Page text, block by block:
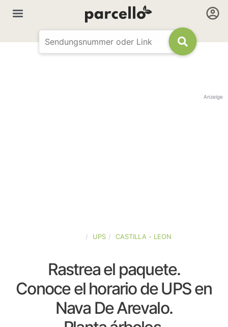
Anzeige
UPS CASTILLA - LEON
Rastrea el paquete.
Conoce el horario de UPS en
Nava De Arevalo.